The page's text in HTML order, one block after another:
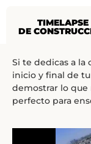
TIMELAPSE
DE
Si te dedicas a
inicio y final de
demostrar lo
perfecto para